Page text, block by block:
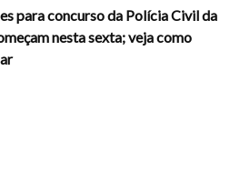
para concurso da Polícia Civil da
nesta sexta; veja como